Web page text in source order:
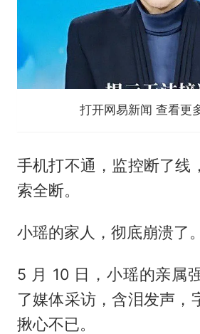
打开网易新闻 查看更
手机打不通，监控断了线
索全断。
小瑶的家人，彻底崩溃了。
5 月 10 日，小瑶的亲属
了媒体采访，含泪发声，
揪心不已。